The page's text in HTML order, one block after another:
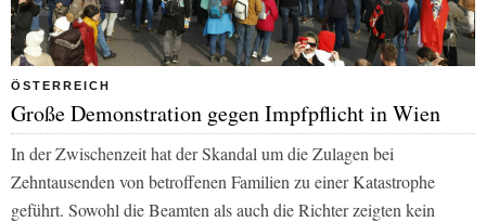
ÖSTERREICH
Große Demonstration gegen Impfpflicht in Wien
In der Zwischenzeit hat der Skandal um die Zulagen bei
Zehntausenden von betroffenen Familien zu einer Katastrophe
geführt. Sowohl die Beamten als auch die Richter zeigten kein